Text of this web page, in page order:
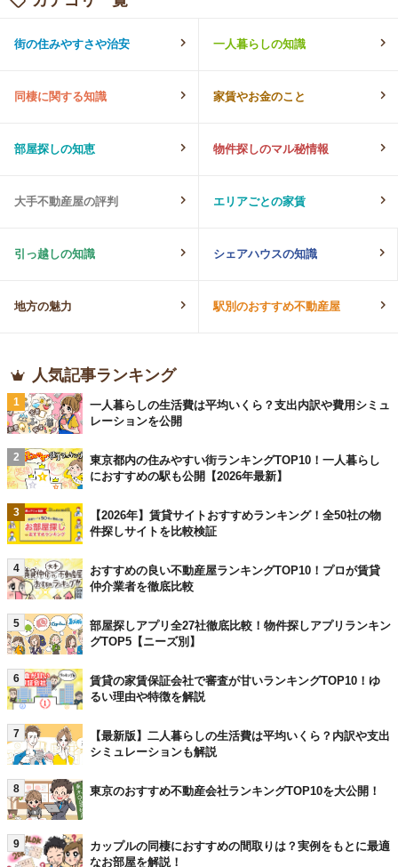
街の住みやすさや治安 一人暮らしの知識
同棲に関する知識 家賃やお金のこと
部屋探しの知恵 物件探しのマル秘情報
大手不動産屋の評判 エリアごとの家賃
引っ越しの知識 シェアハウスの知識
地方の魅力 駅別のおすすめ不動産屋
人気記事ランキング
1
一人暮らしの生活費は平均いくら？支出内訳や費用シミュ
レーションを公開
2
東京都内の住みやすい街ランキングTOP10！一人暮らし
におすすめの駅も公開【2026年最新】
3
【2026年】賃貸サイトおすすめランキング！全50社の物
件探しサイトを比較検証
4
おすすめの良い不動産屋ランキングTOP10！プロが賃貸
仲介業者を徹底比較
5
部屋探しアプリ全27社徹底比較！物件探しアプリランキン
グTOP5【ニーズ別】
6
賃貸の家賃保証会社で審査が甘いランキングTOP10！ゆ
るい理由や特徴を解説
7
【最新版】二人暮らしの生活費は平均いくら？内訳や支出
シミュレーションも解説
8 東京のおすすめ不動産会社ランキングTOP10を大公開！
9
カップルの同棲におすすめの間取りは？実例をもとに最適
なお部屋を解説！